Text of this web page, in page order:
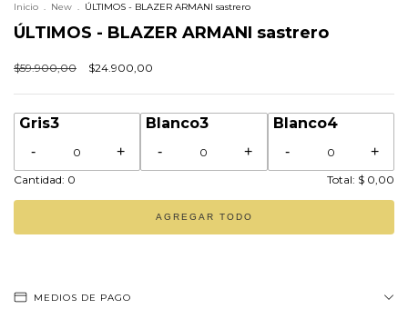
Inicio . New . ÚLTIMOS - BLAZER ARMANI sastrero
ÚLTIMOS - BLAZER ARMANI sastrero
$59.900,00 $24.900,00
Gris3
- +
Blanco3
- +
Blanco4
- +
Cantidad: 0 Total: $ 0,00
AGREGAR TODO
MEDIOS DE PAGO